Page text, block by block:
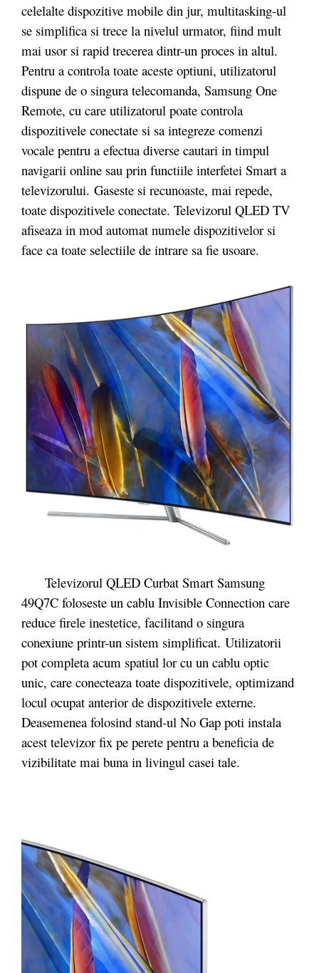
celelalte dispozitive mobile din jur, multitasking-ul
se simplifica si trece la nivelul urmator, fiind mult
mai usor si rapid trecerea dintr-un proces in altul.
Pentru a controla toate aceste optiuni, utilizatorul
dispune de o singura telecomanda, Samsung One
Remote, cu care utilizatorul poate controla
dispozitivele conectate si sa integreze comenzi
vocale pentru a efectua diverse cautari in timpul
navigarii online sau prin functiile interfetei Smart a
televizorului. Gaseste si recunoaste, mai repede,
toate dispozitivele conectate. Televizorul QLED TV
afiseaza in mod automat numele dispozitivelor si
face ca toate selectiile de intrare sa fie usoare.
Televizorul QLED Curbat Smart Samsung
49Q7C foloseste un cablu Invisible Connection care
reduce firele inestetice, facilitand o singura
conexiune printr-un sistem simplificat. Utilizatorii
pot completa acum spatiul lor cu un cablu optic
unic, care conecteaza toate dispozitivele, optimizand
locul ocupat anterior de dispozitivele externe.
Deasemenea folosind stand-ul No Gap poti instala
acest televizor fix pe perete pentru a beneficia de
vizibilitate mai buna in livingul casei tale.